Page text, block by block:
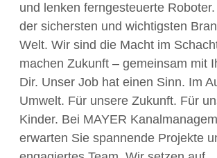
und lenken ferngesteuerte
der sichersten und wichtigsten
Welt. Wir sind die Macht im
machen Zukunft – gemeinsam mit
Dir. Unser Job hat einen Sinn. Im
Umwelt. Für unsere Zukunft. Für
Kinder. Bei MAYER
erwarten Sie spannende Projekte